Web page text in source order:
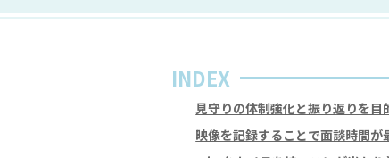
INDEX
見守りの体制強化と振り返りを
映像を記録することで面談時間が